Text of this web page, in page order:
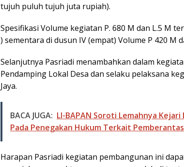
tujuh puluh tujuh juta rupiah).
Spesifikasi Volume kegiatan P. 680 M dan L.5 M
) sementara di dusun IV (empat) Volume P 420 M
Selanjutnya Pasriadi menambahkan dalam
Pendamping Lokal Desa dan selaku pelaksana
Jaya.
BACA JUGA: LI-BAPAN Soroti Lemahnya
Pada Penegakan Hukum Terkait
Harapan Pasriadi kegiatan pembangunan ini